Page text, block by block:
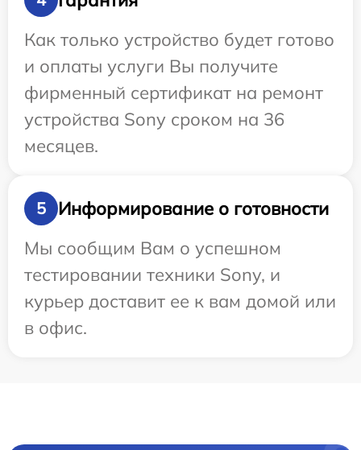
Как только устройство будет готово
и оплаты услуги Вы получите
фирменный сертификат на ремонт
устройства Sony сроком на 36
месяцев.
5
Информирование о готовности
Мы сообщим Вам о успешном
тестировании техники Sony, и
курьер доставит ее к вам домой или
в офис.